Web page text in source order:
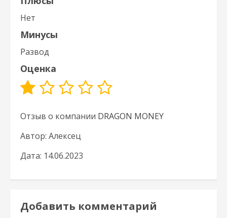
Нет
Минусы
Развод
Оценка
Отзыв о компании DRAGON MONEY
Автор: Алексец
Дата: 14.06.2023
Добавить комментарий